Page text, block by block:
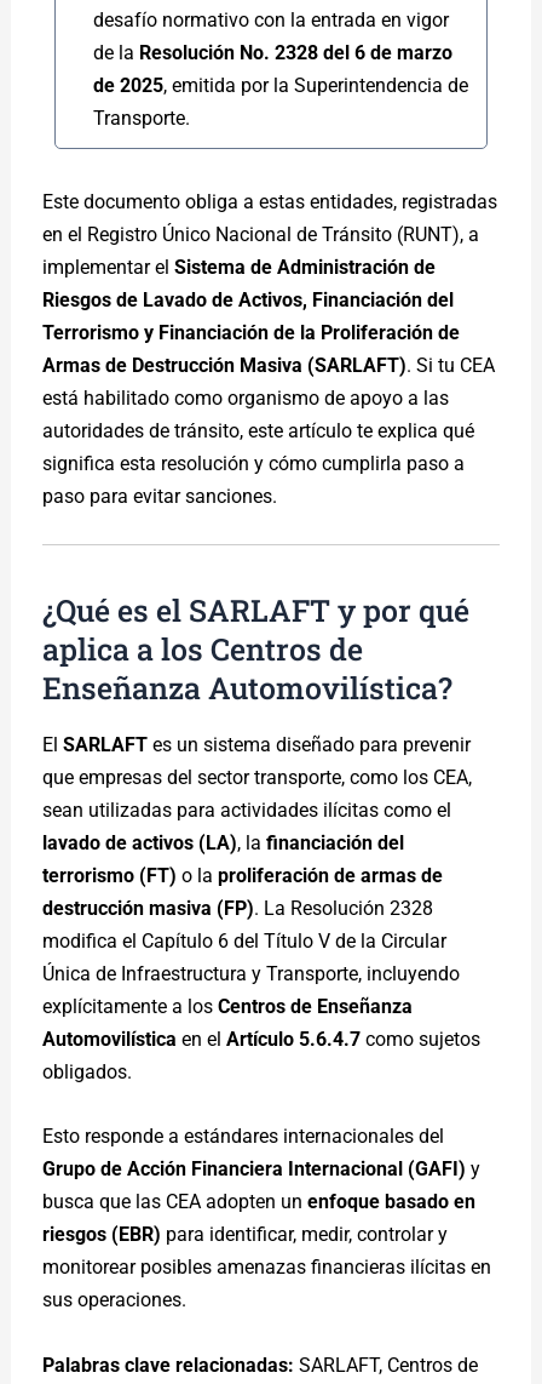
desafío normativo con la entrada en vigor
de la Resolución No. 2328 del 6 de marzo
de 2025, emitida por la Superintendencia de
Transporte.
Este documento obliga a estas entidades, registradas
en el Registro Único Nacional de Tránsito (RUNT), a
implementar elSistema de Administración de
Riesgos de Lavado de Activos, Financiación del
Terrorismo y Financiación de la Proliferación de
Armas de Destrucción Masiva (SARLAFT). Si tu CEA
está habilitado como organismo de apoyo a las
autoridades de tránsito, este artículo te explica qué
significa esta resolución y cómo cumplirla paso a
paso para evitar sanciones.
¿Qué es el SARLAFT y por qué
aplica a los Centros de
Enseñanza Automovilística?
ElSARLAFT es un sistema diseñado para prevenir
que empresas del sector transporte, como los CEA,
sean utilizadas para actividades ilícitas como el
lavado de activos (LA), lafinanciación del
terrorismo (FT) o laproliferación de armas de
destrucción masiva (FP). La Resolución 2328
modifica el Capítulo 6 del Título V de la Circular
Única de Infraestructura y Transporte, incluyendo
explícitamente a losCentros de Enseñanza
Automovilística en elArtículo 5.6.4.7 como sujetos
obligados.
Esto responde a estándares internacionales del
Grupo de Acción Financiera Internacional (GAFI) y
busca que las CEA adopten unenfoque basado en
riesgos (EBR) para identificar, medir, controlar y
monitorear posibles amenazas financieras ilícitas en
sus operaciones.
Palabras clave relacionadas: SARLAFT, Centros de